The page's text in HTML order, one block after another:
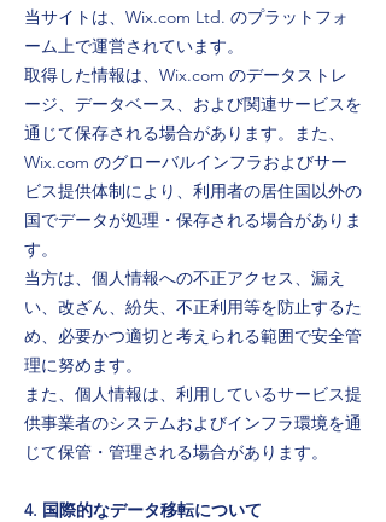
当サイトは、Wix.com Ltd. のプラットフォ
ーム上で運営されています。
取得した情報は、Wix.com のデータストレ
ージ、データベース、および関連サービスを
通じて保存される場合があります。また、
Wix.com のグローバルインフラおよびサー
ビス提供体制により、利用者の居住国以外の
国でデータが処理・保存される場合がありま
す。
当方は、個人情報への不正アクセス、漏え
い、改ざん、紛失、不正利用等を防止するた
め、必要かつ適切と考えられる範囲で安全管
理に努めます。
また、個人情報は、利用しているサービス提
供事業者のシステムおよびインフラ環境を通
じて保管・管理される場合があります。
4. 国際的なデータ移転について